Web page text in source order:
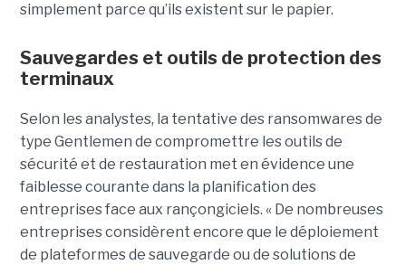
simplement parce qu’ils existent sur le papier.
Sauvegardes et outils de protection des
terminaux
Selon les analystes, la tentative des ransomwares de
type Gentlemen de compromettre les outils de
sécurité et de restauration met en évidence une
faiblesse courante dans la planification des
entreprises face aux rançongiciels. « De nombreuses
entreprises considèrent encore que le déploiement
de plateformes de sauvegarde ou de solutions de